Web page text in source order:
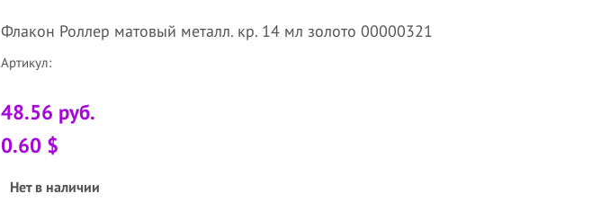
Флакон Роллер матовый металл. кр. 14 мл золото 00000321
Артикул:
48.56 руб.
0.60 $
Нет в наличии